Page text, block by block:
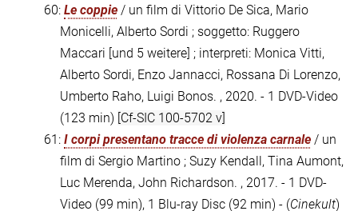
60: Le coppie / un film di Vittorio De Sica, Mario
Monicelli, Alberto Sordi ; soggetto: Ruggero
Maccari [und 5 weitere] ; interpreti: Monica Vitti,
Alberto Sordi, Enzo Jannacci, Rossana Di Lorenzo,
Umberto Raho, Luigi Bonos. , 2020. - 1 DVD-Video
(123 min) [Cf-SIC 100-5702 v]
61: I corpi presentano tracce di violenza carnale / un
film di Sergio Martino ; Suzy Kendall, Tina Aumont,
Luc Merenda, John Richardson. , 2017. - 1 DVD-
Video (99 min), 1 Blu-ray Disc (92 min) - (Cinekult)